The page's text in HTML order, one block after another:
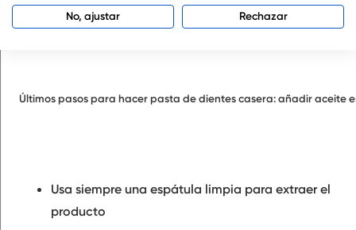
Últimos pasos para hacer pasta de dientes casera: añadir aceite
Usa siempre una espátula limpia para extraer el
producto
No, ajustar Rechazar